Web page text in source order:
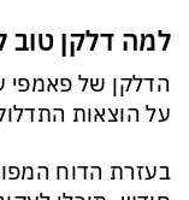
למה דלקן טוב
הדלקן של פאמפי
על הוצאות
בעזרת הדוח